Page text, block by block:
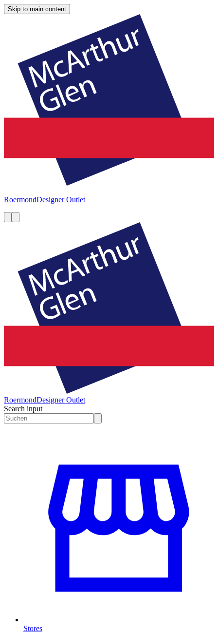
Skip to main content
RoermondDesigner Outlet
RoermondDesigner Outlet
Search input
Stores